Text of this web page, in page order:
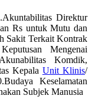
Direktur
Rs untuk Mutu dan
Sakit Terkait Kontrak
Mengenai
Komdik,
Kepala Unit Klinis/
Keselamatan
Subjek Manusia